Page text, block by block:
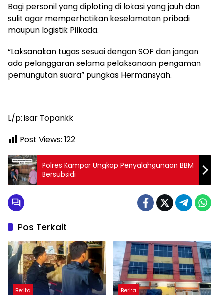
Bagi personil yang diploting di lokasi yang jauh dan
sulit agar memperhatikan keselamatan pribadi
maupun logistik Pilkada.
“Laksanakan tugas sesuai dengan SOP dan jangan
ada pelanggaran selama pelaksanaan pengaman
pemungutan suara” pungkas Hermansyah.
L/p: isar Topankk
Post Views: 122
Polres Kampar Ungkap Penyalahgunaan BBM
Bersubsidi
Pos Terkait
Berita Berita